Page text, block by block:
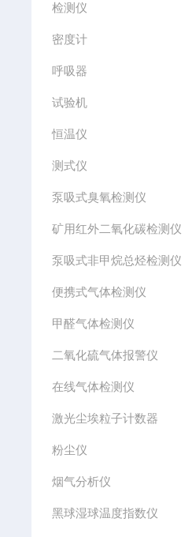
检测仪
密度计
呼吸器
试验机
恒温仪
测式仪
泵吸式臭氧检测仪
矿用红外二氧化碳检测仪
泵吸式非甲烷总烃检测仪
便携式气体检测仪
甲醛气体检测仪
二氧化硫气体报警仪
在线气体检测仪
激光尘埃粒子计数器
粉尘仪
烟气分析仪
黑球湿球温度指数仪